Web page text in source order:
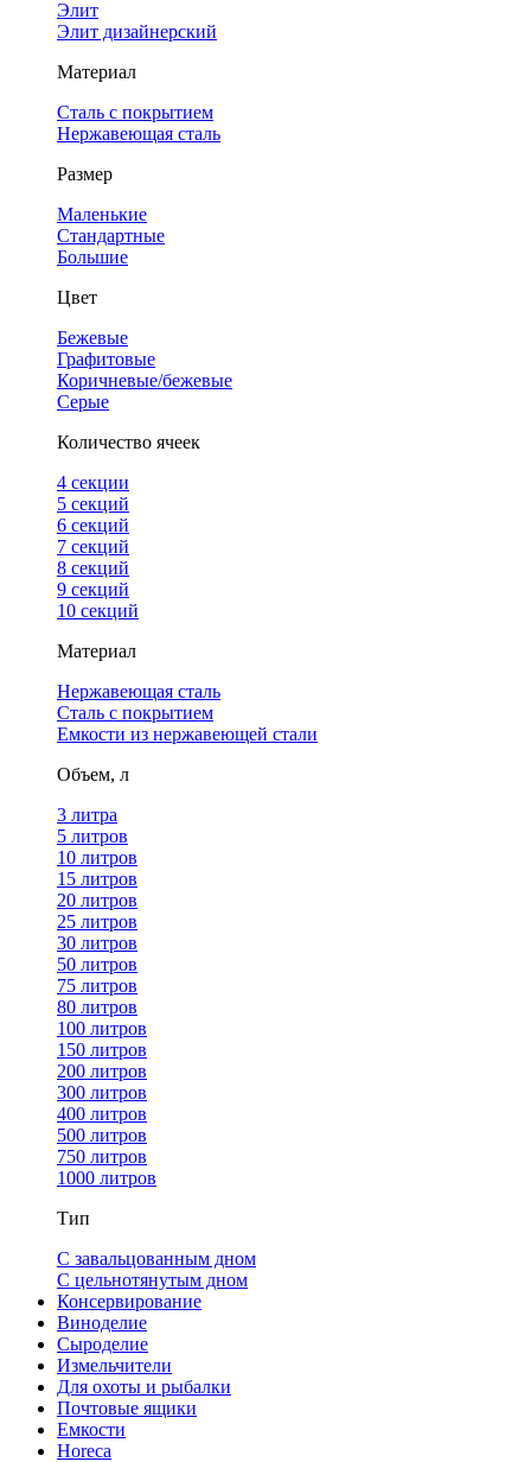
Элит
Элит дизайнерский
Материал
Сталь с покрытием
Нержавеющая сталь
Размер
Маленькие
Стандартные
Большие
Цвет
Бежевые
Графитовые
Коричневые/бежевые
Серые
Количество ячеек
4 cекции
5 секций
6 секций
7 секций
8 секций
9 секций
10 секций
Материал
Нержавеющая сталь
Сталь с покрытием
Емкости из нержавеющей стали
Объем, л
3 литра
5 литров
10 литров
15 литров
20 литров
25 литров
30 литров
50 литров
75 литров
80 литров
100 литров
150 литров
200 литров
300 литров
400 литров
500 литров
750 литров
1000 литров
Тип
С завальцованным дном
С цельнотянутым дном
Консервирование
Виноделие
Сыроделие
Измельчители
Для охоты и рыбалки
Почтовые ящики
Емкости
Horeca